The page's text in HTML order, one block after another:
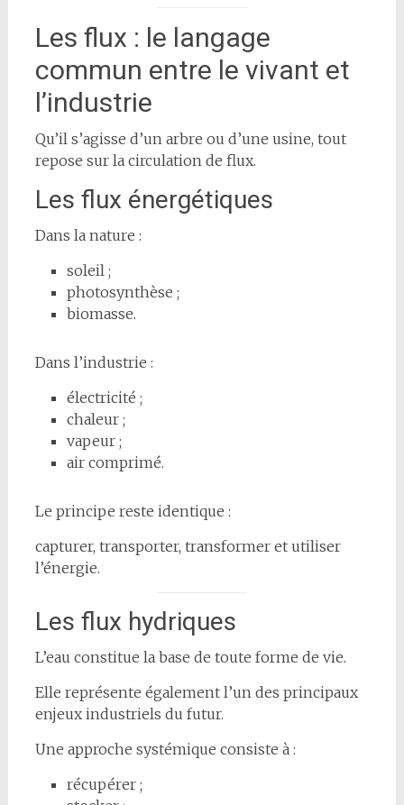
Les flux : le langage
commun entre le vivant et
l’industrie
Qu’il s’agisse d’un arbre ou d’une usine, tout
repose sur la circulation de flux.
Les flux énergétiques
Dans la nature :
soleil ;
photosynthèse ;
biomasse.
Dans l’industrie :
électricité ;
chaleur ;
vapeur ;
air comprimé.
Le principe reste identique :
capturer, transporter, transformer et utiliser
l’énergie.
Les flux hydriques
L’eau constitue la base de toute forme de vie.
Elle représente également l’un des principaux
enjeux industriels du futur.
Une approche systémique consiste à :
récupérer ;